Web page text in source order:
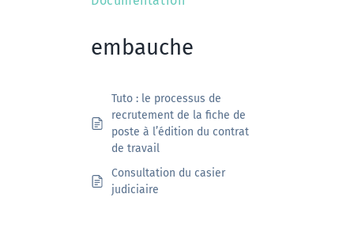
embauche
Tuto : le processus de
recrutement de la fiche de
poste à l’édition du contrat
de travail
Consultation du casier
judiciaire